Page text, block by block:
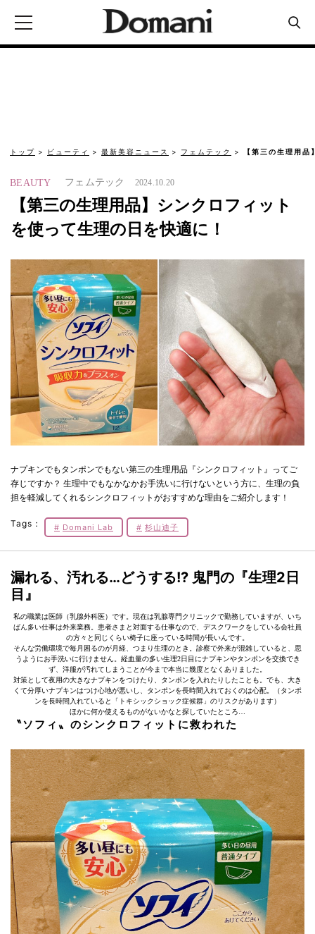
トップ ビューティ 最新美容ニュース フェムテック 【第三の生理用
BEAUTY フェムテック 2024.10.20
【第三の生理用品】シンクロフィット
を使って生理の日を快適に！
ナプキンでもタンポンでもない第三の生理用品『シンクロフィット』ってご
存じですか？ 生理中でもなかなかお手洗いに行けないという方に、生理の負
担を軽減してくれるシンクロフィットがおすすめな理由をご紹介します！
Tags： Domani Lab 杉山迪子
漏れる、汚れる…どうする!? 鬼門の『生理2日
目』
私の職業は医師（乳腺外科医）です。現在は乳腺専門クリニックで勤務していますが、いち
ばん多い仕事は外来業務。患者さまと対面する仕事なので、デスクワークをしている会社員
の方々と同じくらい椅子に座っている時間が長いんです。
そんな労働環境で毎月困るのが月経、つまり生理のとき。診察で外来が混雑していると、思
うようにお手洗いに行けません。経血量の多い生理2日目にナプキンやタンポンを交換でき
ず、洋服が汚れてしまうことが今まで本当に幾度となくありました。
対策として夜用の大きなナプキンをつけたり、タンポンを入れたりしたことも。でも、大き
くて分厚いナプキンはつけ心地が悪いし、タンポンを長時間入れておくのは心配。（タンポ
ンを長時間入れていると「トキシックショック症候群」のリスクがあります）
ほかに何か使えるものがないかなと探していたところ…
〝ソフィ〟のシンクロフィットに救われた